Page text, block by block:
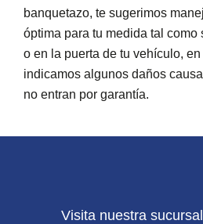
banquetazo, te sugerimos
óptima para tu medida tal como
o en la puerta de tu vehículo,
indicamos algunos daños
no entran por garantía.
Visita nuestra